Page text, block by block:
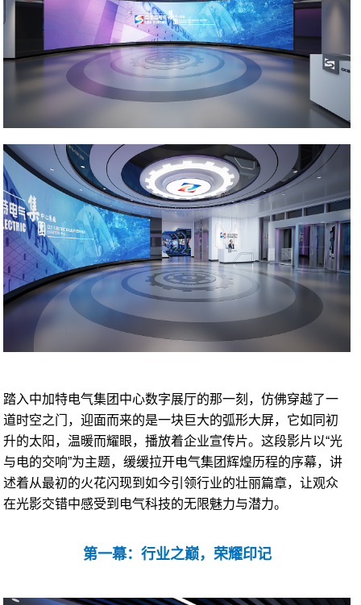
踏入中加特电气集团中心数字展厅的那一刻，仿佛穿越了一
道时空之门，迎面而来的是一块巨大的弧形大屏，它如同初
升的太阳，温暖而耀眼，播放着企业宣传片。这段影片以“光
与电的交响”为主题，缓缓拉开电气集团辉煌历程的序幕，讲
述着从最初的火花闪现到如今引领行业的壮丽篇章，让观众
在光影交错中感受到电气科技的无限魅力与潜力。
第一幕：行业之巅，荣耀印记